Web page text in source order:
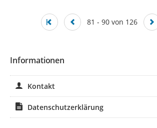
81 - 90 von 126
Informationen
Kontakt
Datenschutzerklärung